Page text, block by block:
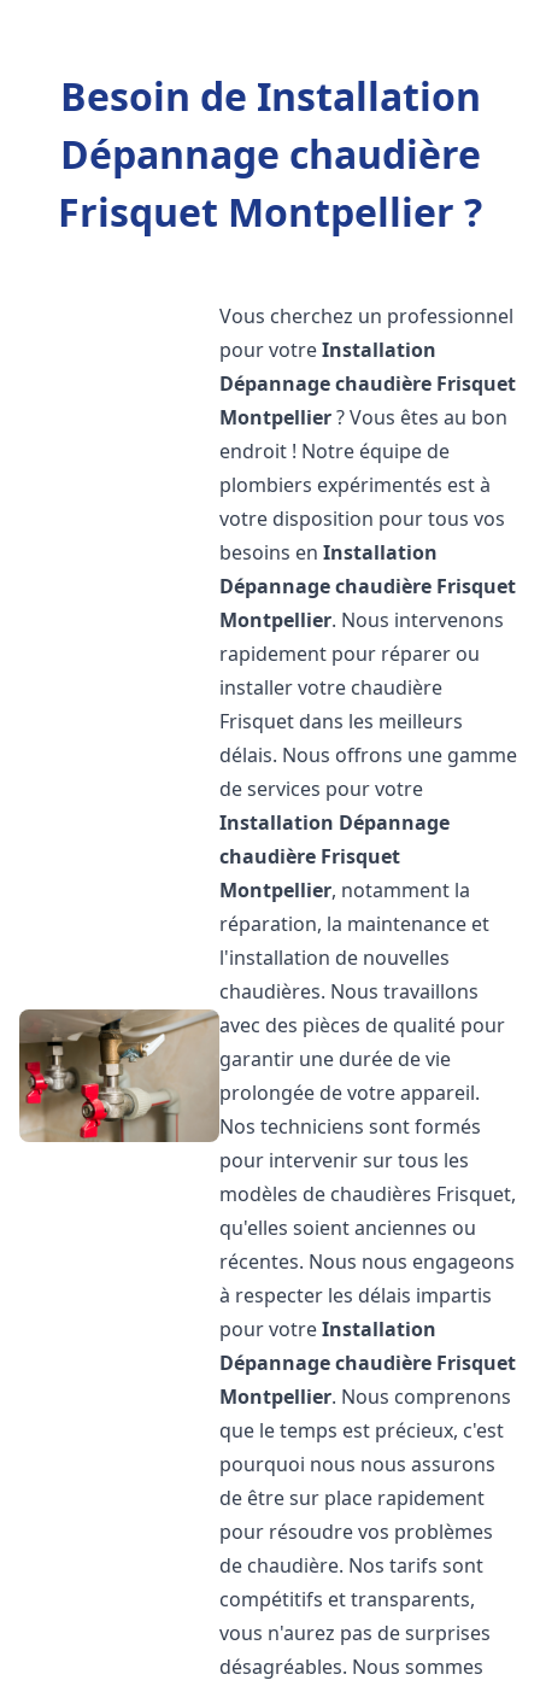
Besoin de Installation
Dépannage chaudière
Frisquet Montpellier ?
Vous cherchez un professionnel
pour votreInstallation
Dépannage chaudière Frisquet
Montpellier? Vous êtes au bon
endroit ! Notre équipe de
plombiers expérimentés est à
votre disposition pour tous vos
besoins enInstallation
Dépannage chaudière Frisquet
Montpellier. Nous intervenons
rapidement pour réparer ou
installer votre chaudière
Frisquet dans les meilleurs
délais. Nous offrons une gamme
de services pour votre
Installation Dépannage
chaudière Frisquet
Montpellier, notamment la
réparation, la maintenance et
l'installation de nouvelles
chaudières. Nous travaillons
avec des pièces de qualité pour
garantir une durée de vie
prolongée de votre appareil.
Nos techniciens sont formés
pour intervenir sur tous les
modèles de chaudières Frisquet,
qu'elles soient anciennes ou
récentes. Nous nous engageons
à respecter les délais impartis
pour votreInstallation
Dépannage chaudière Frisquet
Montpellier. Nous comprenons
que le temps est précieux, c'est
pourquoi nous nous assurons
de être sur place rapidement
pour résoudre vos problèmes
de chaudière. Nos tarifs sont
compétitifs et transparents,
vous n'aurez pas de surprises
désagréables. Nous sommes